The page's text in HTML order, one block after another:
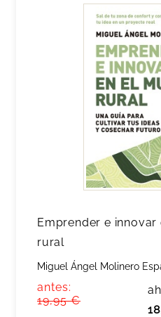
Emprender e innovar
rural
Miguel Ángel Molinero
antes:
19,95 €